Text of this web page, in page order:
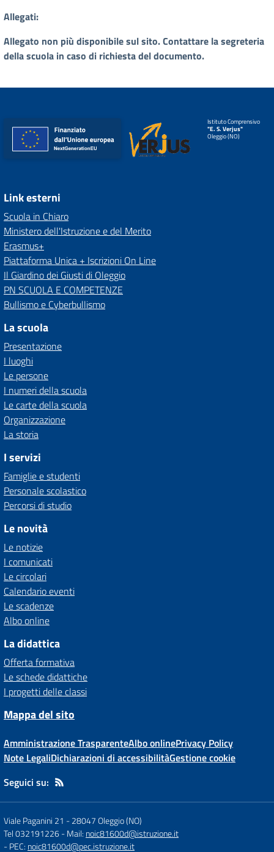
Allegati:
Allegato non più disponibile sul sito. Contattare la segreteria
della scuola in caso di richiesta del documento.
Istituto Comprensivo
"E. S. Verjus"
Oleggio (NO)
Link esterni
Scuola in Chiaro
Ministero dell'Istruzione e del Merito
Erasmus+
Piattaforma Unica + Iscrizioni On Line
Il Giardino dei Giusti di Oleggio
PN SCUOLA E COMPETENZE
Bullismo e Cyberbullismo
La scuola
Presentazione
I luoghi
Le persone
I numeri della scuola
Le carte della scuola
Organizzazione
La storia
I servizi
Famiglie e studenti
Personale scolastico
Percorsi di studio
Le novità
Le notizie
I comunicati
Le circolari
Calendario eventi
Le scadenze
Albo online
La didattica
Offerta formativa
Le schede didattiche
I progetti delle classi
Mappa del sito
Amministrazione TrasparenteAlbo onlinePrivacy Policy
Note LegaliDichiarazioni di accessibilitàGestione cookie
Seguici su:
Viale Paganini 21 -28047 Oleggio (NO)
Tel 032191226- Mail: noic81600d@istruzione.it
- PEC: noic81600d@pec.istruzione.it